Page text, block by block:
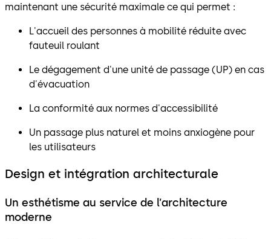
maintenant une sécurité maximale ce qui permet :
L'accueil des personnes à mobilité réduite avec
fauteuil roulant
Le dégagement d'une unité de passage (UP) en cas
d'évacuation
La conformité aux normes d'accessibilité
Un passage plus naturel et moins anxiogène pour
les utilisateurs
Design et intégration architecturale
Un esthétisme au service de l’architecture
moderne